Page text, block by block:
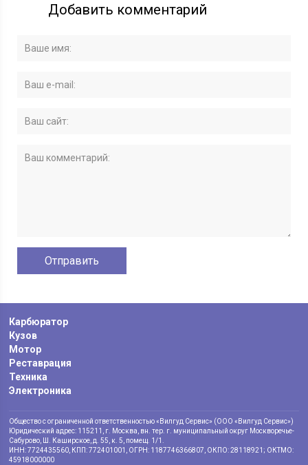
Добавить комментарий
Карбюратор
Кузов
Мотор
Реставрация
Техника
Электроника
Общество с ограниченной ответственностью «Вилгуд Сервис» (ООО «Вилгуд Сервис»)
Юридический адрес: 115211, г. Москва, вн. тер. г. муниципальный округ Москворечье-
Сабурово, Ш. Каширское, д. 55, к. 5, помещ. 1/1.
ИНН: 7724435560, КПП: 772401001, ОГРН: 1187746366807, ОКПО: 28118921; ОКТМО:
45918000000